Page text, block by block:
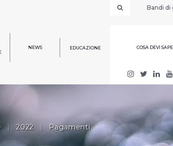
Bandi di
NEWS EDUCAZIONE COSA DEVI
| 2022 | Pagamenti